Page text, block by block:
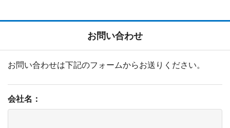
お問い合わせ
お問い合わせは下記のフォームからお送りください。
会社名：